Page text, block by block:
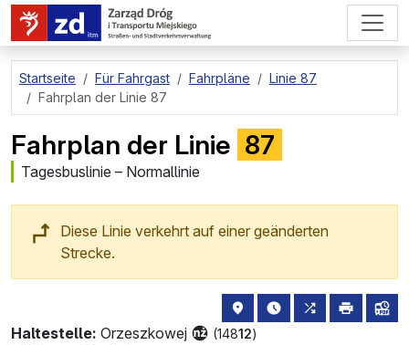
zum Hauptinhalt springen
Startseite Für Fahrgast Fahrpläne
Linie 87
Fahrplan der Linie 87
Fahrplan der Linie 87
Tagesbuslinie – Normallinie
Diese Linie verkehrt auf einer geänderten
Strecke.
Haltestelle: Orzeszkowej (14812)
Haltestellenstandort auf
die nächsten
alle Linien,
drucken